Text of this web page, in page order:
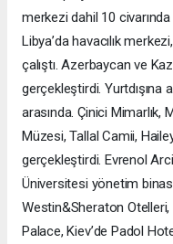
merkezi dahil 10
Libya’da havacılık
çalıştı. Azerbaycan ve
gerçekleştirdi. Yurtdışına
arasında. Çinici Mimarlık,
Müzesi, Tallal Camii,
gerçekleştirdi. Evrenol
Üniversitesi yönetim
Westin&Sheraton
Palace, Kiev’de Padol